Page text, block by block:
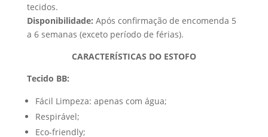
tecidos.
Disponibilidade: Após confirmação de encomenda 5
a 6 semanas (exceto período de férias).
CARACTERÍSTICAS DO ESTOFO
Tecido BB:
Fácil Limpeza: apenas com água;
Respirável;
Eco-friendly;